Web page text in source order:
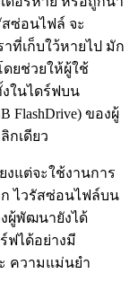
ซ่อนไฟล์ จะ
ที่เก็บใว้หายไป มัก
ยช่วยให้ผู้ใช้
ในไดร์ฟบน
FlashDrive) ของผู้
กเดียว
งแต่จะใช้งานการ
ไวรัสซ่อนไฟล์บน
งผู้พัฒนายังได้
ฟได้อย่างมี
ความแม่นยำ